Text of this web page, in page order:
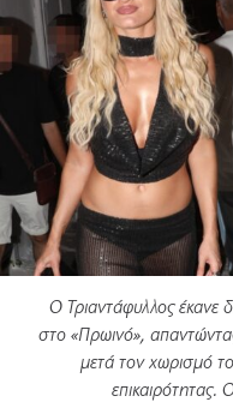
Ο Τριαντάφυλλος έκανε
στο «Πρωινό»,
μετά τον χωρισμό